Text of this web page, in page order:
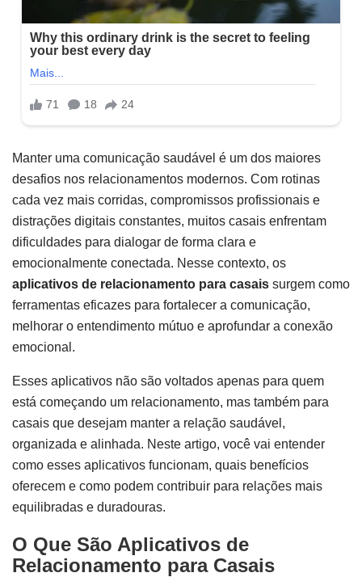
Manter uma comunicação saudável é um dos maiores
desafios nos relacionamentos modernos. Com rotinas
cada vez mais corridas, compromissos profissionais e
distrações digitais constantes, muitos casais enfrentam
dificuldades para dialogar de forma clara e
emocionalmente conectada. Nesse contexto, os
aplicativos de relacionamento para casais surgem como
ferramentas eficazes para fortalecer a comunicação,
melhorar o entendimento mútuo e aprofundar a conexão
emocional.
Esses aplicativos não são voltados apenas para quem
está começando um relacionamento, mas também para
casais que desejam manter a relação saudável,
organizada e alinhada. Neste artigo, você vai entender
como esses aplicativos funcionam, quais benefícios
oferecem e como podem contribuir para relações mais
equilibradas e duradouras.
O Que São Aplicativos de
Relacionamento para Casais